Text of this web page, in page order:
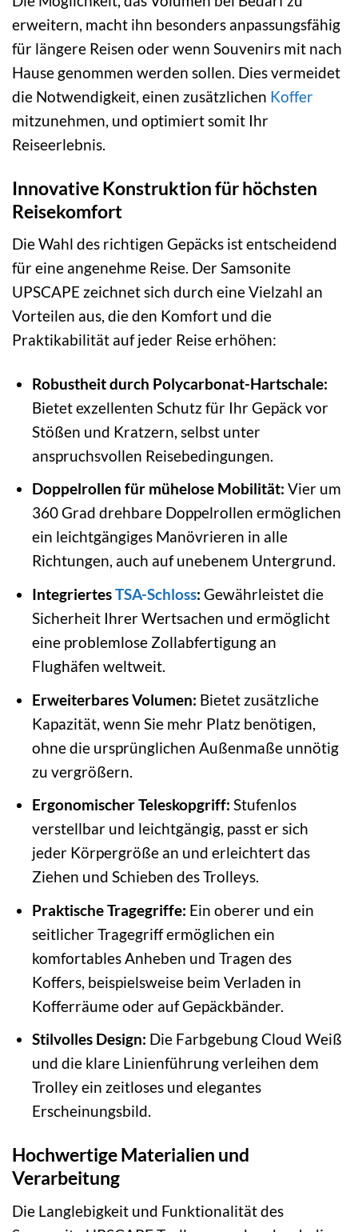
erweitern, macht ihn besonders anpassungsfähig
für längere Reisen oder wenn Souvenirs mit nach
Hause genommen werden sollen. Dies vermeidet
die Notwendigkeit, einen zusätzlichen Koffer
mitzunehmen, und optimiert somit Ihr
Reiseerlebnis.
Innovative Konstruktion für höchsten
Reisekomfort
Die Wahl des richtigen Gepäcks ist entscheidend
für eine angenehme Reise. Der Samsonite
UPSCAPE zeichnet sich durch eine Vielzahl an
Vorteilen aus, die den Komfort und die
Praktikabilität auf jeder Reise erhöhen:
Robustheit durch Polycarbonat-Hartschale:
Bietet exzellenten Schutz für Ihr Gepäck vor
Stößen und Kratzern, selbst unter
anspruchsvollen Reisebedingungen.
Doppelrollen für mühelose Mobilität: Vier um
360 Grad drehbare Doppelrollen ermöglichen
ein leichtgängiges Manövrieren in alle
Richtungen, auch auf unebenem Untergrund.
IntegriertesTSA-Schloss: Gewährleistet die
Sicherheit Ihrer Wertsachen und ermöglicht
eine problemlose Zollabfertigung an
Flughäfen weltweit.
Erweiterbares Volumen: Bietet zusätzliche
Kapazität, wenn Sie mehr Platz benötigen,
ohne die ursprünglichen Außenmaße unnötig
zu vergrößern.
Ergonomischer Teleskopgriff: Stufenlos
verstellbar und leichtgängig, passt er sich
jeder Körpergröße an und erleichtert das
Ziehen und Schieben des Trolleys.
Praktische Tragegriffe: Ein oberer und ein
seitlicher Tragegriff ermöglichen ein
komfortables Anheben und Tragen des
Koffers, beispielsweise beim Verladen in
Kofferräume oder auf Gepäckbänder.
Stilvolles Design: Die Farbgebung Cloud Weiß
und die klare Linienführung verleihen dem
Trolley ein zeitloses und elegantes
Erscheinungsbild.
Hochwertige Materialien und
Verarbeitung
Die Langlebigkeit und Funktionalität des